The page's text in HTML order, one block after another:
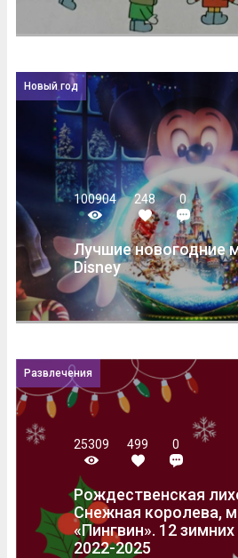
Новый год
100904 248 0
Лучшие новогодние
Disney
Развлечения
25309 499 0
Рождественская
Снежная королева,
«Пингвин». 12
2022-2025